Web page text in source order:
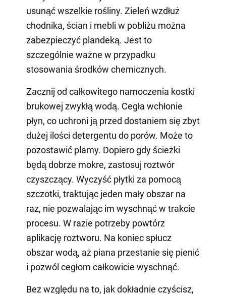
usunąć wszelkie rośliny. Zieleń wzdłuż
chodnika, ścian i mebli w pobliżu można
zabezpieczyć plandeką. Jest to
szczególnie ważne w przypadku
stosowania środków chemicznych.
Zacznij od całkowitego namoczenia kostki
brukowej zwykłą wodą. Cegła wchłonie
płyn, co uchroni ją przed dostaniem się zbyt
dużej ilości detergentu do porów. Może to
pozostawić plamy. Dopiero gdy ścieżki
będą dobrze mokre, zastosuj roztwór
czyszczący. Wyczyść płytki za pomocą
szczotki, traktując jeden mały obszar na
raz, nie pozwalając im wyschnąć w trakcie
procesu. W razie potrzeby powtórz
aplikację roztworu. Na koniec spłucz
obszar wodą, aż piana przestanie się pienić
i pozwól cegłom całkowicie wyschnąć.
Bez względu na to, jak dokładnie czyścisz,